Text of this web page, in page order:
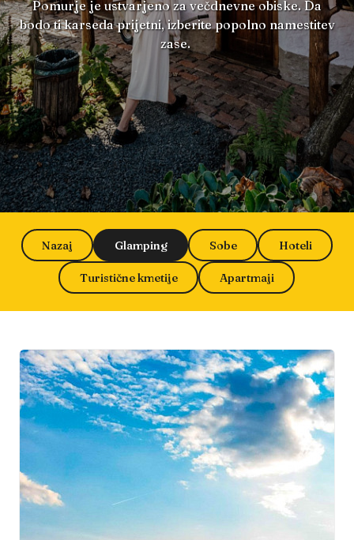
Pomurje je ustvarjeno za večdnevne obiske. Da
bodo ti karseda prijetni, izberite popolno namestitev
zase.
Nazaj Glamping Sobe Hoteli
Turistične kmetije Apartmaji